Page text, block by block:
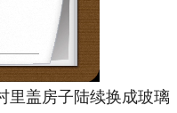
盖房子陆续换成玻璃